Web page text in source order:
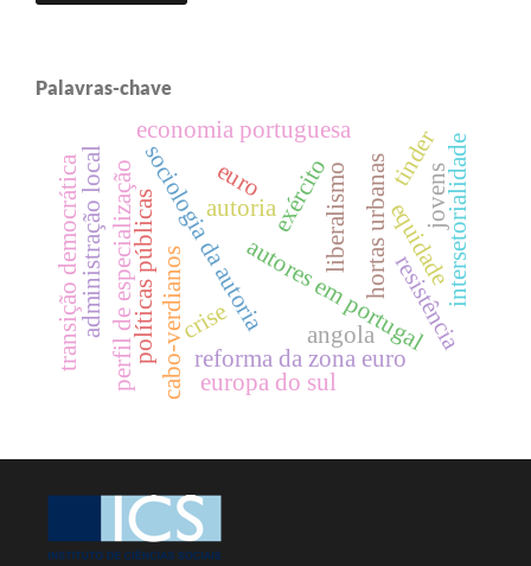
Palavras-chave
autores em portugal
autoria
sociologia da autoriaexércitoliberalismohortas urbanas
cabo-verdianos resistência
políticas públicas intersetorialidade
economia portuguesa
perfil de especialização reforma da zona euro
crise
euro
equidade
europa do sul
administração local
transição democrática angola
tinder
jovens